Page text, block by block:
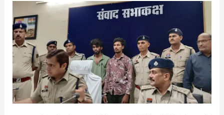
अमरकंटक
जाने
की
थी
तैयारी,
सोने-
चांदी
के